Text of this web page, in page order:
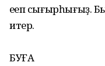
еңеп сығырһығыҙ.
итер.
БУҒА